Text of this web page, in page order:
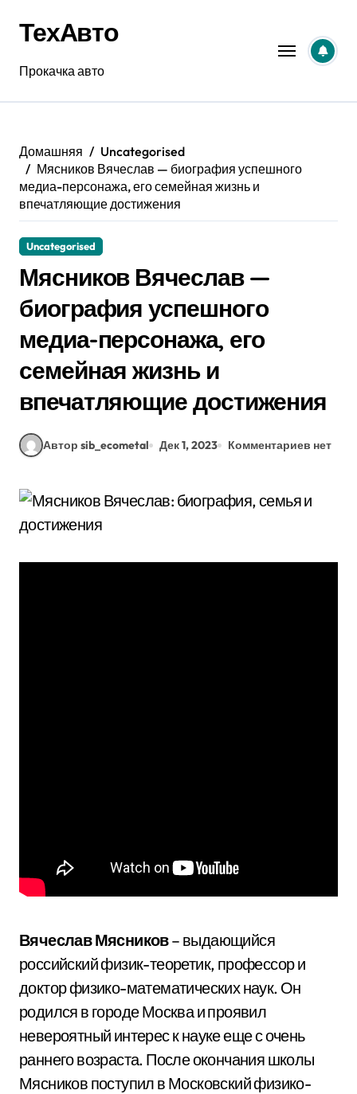
содержанию
ТехАвто
Прокачка авто
Домашняя
Uncategorised
Мясников Вячеслав — биография успешного
медиа-персонажа, его семейная жизнь и
впечатляющие достижения
Uncategorised
Мясников Вячеслав —
биография успешного
медиа-персонажа, его
семейная жизнь и
впечатляющие достижения
Автор sib_ecometal Дек 1, 2023 Комментариев нет
Вячеслав Мясников– выдающийся
российский физик-теоретик, профессор и
доктор физико-математических наук. Он
родился в городе Москва и проявил
невероятный интерес к науке еще с очень
раннего возраста. После окончания школы
Мясников поступил в Московский физико-